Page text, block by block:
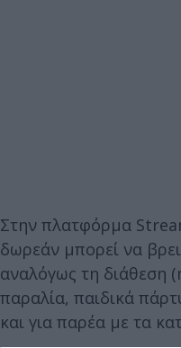
Στην πλατφόρμα
δωρεάν μπορεί να
αναλόγως τη διάθεση
παραλία, παιδικά
και για παρέα με τα